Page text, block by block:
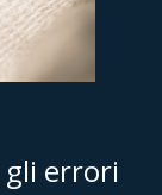
errori